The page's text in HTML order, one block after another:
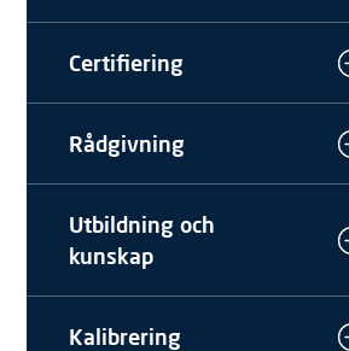
Certifiering
Rådgivning
Utbildning och
kunskap
Kalibrering